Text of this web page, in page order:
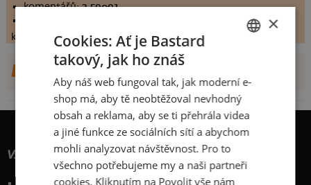
komentářů:3.59091
konečné hodnocení:3.59091
DALŠÍ NÁVRHY OD STARBOY
Vše o nákupu
SLOVAK
×
Cookies: Ať je Bastard
takový, jak ho znáš
Aby náš web fungoval tak, jak moderní e-
shop má, aby tě neobtěžoval nevhodný
obsah a reklama, aby se ti přehrála videa
a jiné funkce ze sociálních sítí a abychom
mohli analyzovat návštěvnost. Pro to
všechno potřebujeme my a naši partneři
cookies. Kliknutím na Povolit vše nám